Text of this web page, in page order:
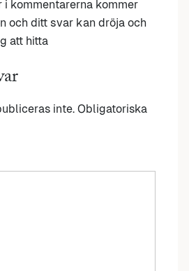
i kommentarerna kommer
och ditt svar kan dröja och
att hitta
inte. Obligatoriska